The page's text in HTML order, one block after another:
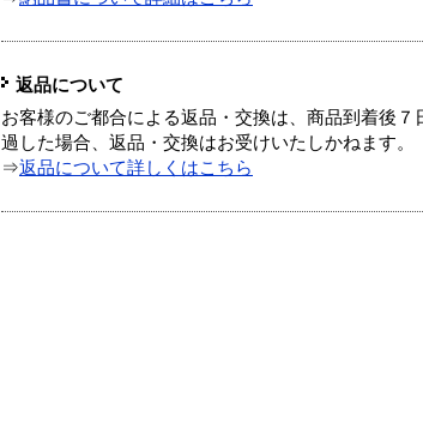
返品について
お客様のご都合による返品・交換は、商品到着後
過した場合、返品・交換はお受けいたしかねます。
⇒返品について詳しくはこちら